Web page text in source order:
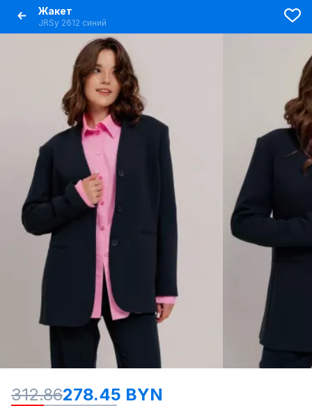
Жакет
JRSy 2612 синий
312.86278.45 BYN